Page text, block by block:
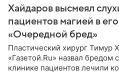
Хайдаров высмеял
пациентов магией в
«Очередной бред»
Пластический хирург Тимур
«Газетой.Ru» назвал бредом
клинике пациентов лечили